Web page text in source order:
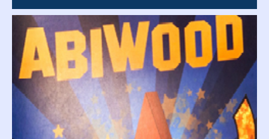
Varianten DIN A4 Einfachfalz 4-seitig Wickelfalz 6-seitig Zick-
Zack-Falz 6-seitig Kreuzbruchfalz 8-seitig ...